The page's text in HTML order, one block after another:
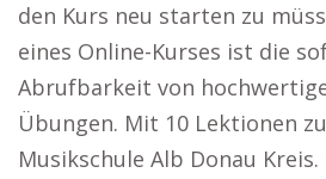
den Kurs neu starten zu
eines Online-Kurses ist die
Abrufbarkeit von
Übungen. Mit 10 Lektionen
Musikschule Alb Donau